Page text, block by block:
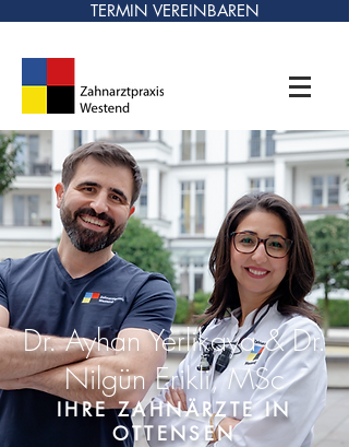
TERMIN VEREINBAREN
Dr. Ayhan Yerlikaya &Dr.
Nilgün Erikli, MSc
IHRE ZAHNÄRZTE IN
OTTENSEN